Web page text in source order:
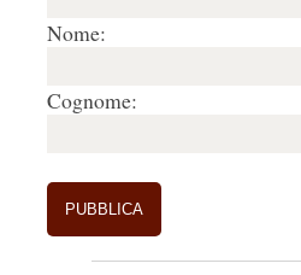
Nome:
Cognome: